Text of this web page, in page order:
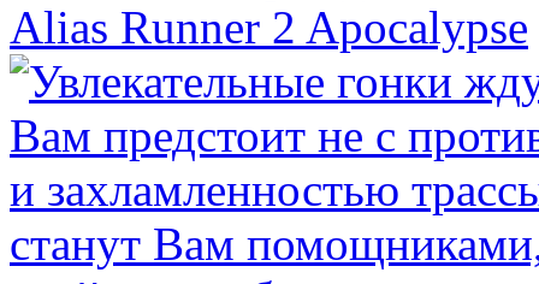
Alias Runner 2 Apocalypse